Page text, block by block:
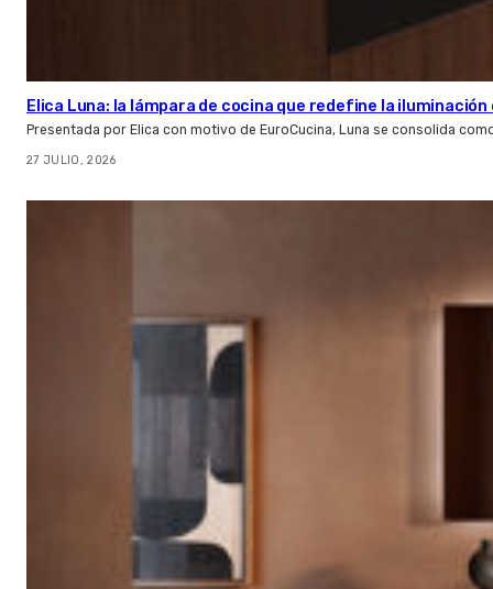
Elica Luna: la lámpara de cocina que redefine la
Presentada por Elica con motivo de EuroCucina, Luna se consolida
27 JULIO, 2026